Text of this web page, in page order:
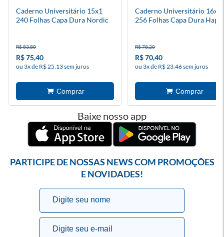
Caderno Universitário 15x1
240 Folhas Capa Dura Nordic
R$ 83,80
R$ 75,40
ou 3x de R$ 25,13 sem juros
Caderno Universitário 16x1
256 Folhas Capa Dura
R$ 78,20
R$ 70,40
ou 3x de R$ 23,46 sem juros
Baixe nosso app
PARTICIPE DE NOSSAS NEWS COM PROMOÇÕES
E NOVIDADES!